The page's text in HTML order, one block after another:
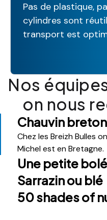
Pas de plastique,
cylindres sont
transport est
Nos
on nous
Chauvin breton
Chez les Breizh Bulles
Michel est en Bretagne.
Une petite
Sarrazin ou blé
50 shades of